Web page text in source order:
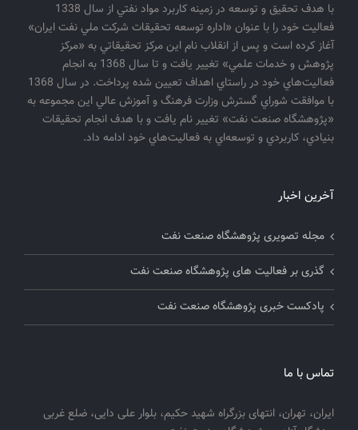
با هدف تحقيق و توسعه در زمينه كاربرد مواد نفتي از سال 1338
فعاليت خود را با عنوان «اداره توسعه تحقيقات شركت ملي نفت ايران»
آغاز كرده است و پس از انقلاب نام اين مركز تحقيقاتي به «مركز
پژوهش و خدمات علمي» تغيير يافت و تا سال 1368 به انجام
فعاليت‌هاي خود در راستاي اهداف تعيين شده پرداخت. در سال 1368
با موافقت شوراي گسترش وزارت فرهنگ و آموزش عالي اين مجموعه به
«پژوهشگاه صنعت نفت» تغيير نام يافت و با هدف انجام تحقيقات
بنيادي، كاربردي و توسعه‌اي به فعاليت‌هاي خود ادامه داد.
آخرین اخبار
مجله تصویری پژوهشگاه صنعت نفت
گذری بر فعالیت های پژوهشگاه صنعت نفت
پادکست خبری پژوهشگاه صنعت نفت
تماس با ما
ایران، تهران، انتهای بزرگراه شهید حکیم، بلوار علی دایی، ضلع غربی